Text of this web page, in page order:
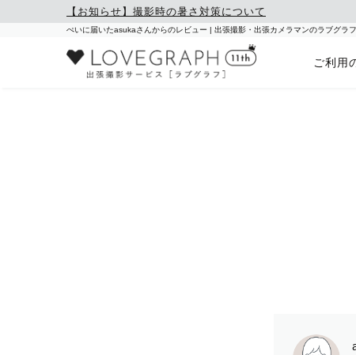
【お知らせ】撮影時の暑さ対策について
ぺいに届いたasukaさんからのレビュー | 出張撮影・出張カメラマンのラブグラフ
ご利用